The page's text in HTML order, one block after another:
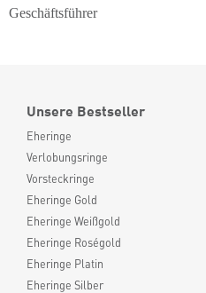
Geschäftsführer
Unsere Bestseller
Eheringe
Verlobungsringe
Vorsteckringe
Eheringe Gold
Eheringe Weißgold
Eheringe Roségold
Eheringe Platin
Eheringe Silber